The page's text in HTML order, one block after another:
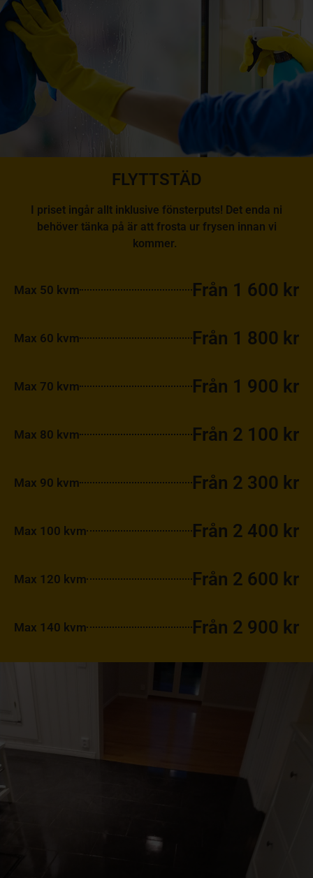
FLYTTSTÄD
I priset ingår allt inklusive fönsterputs! Det enda ni
behöver tänka på är att frosta ur frysen innan vi
kommer.
Max 50 kvm Från 1 600 kr
Max 60 kvm Från 1 800 kr
Max 70 kvm Från 1 900 kr
Max 80 kvm Från 2 100 kr
Max 90 kvm Från 2 300 kr
Max 100 kvm Från 2 400 kr
Max 120 kvm Från 2 600 kr
Max 140 kvm Från 2 900 kr